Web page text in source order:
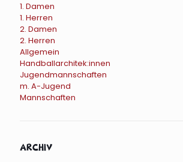
1. Damen
1. Herren
2. Damen
2. Herren
Allgemein
Handballarchitek:innen
Jugendmannschaften
m. A-Jugend
Mannschaften
Archiv